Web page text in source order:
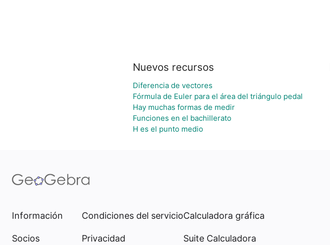
Nuevos recursos
Diferencia de vectores
Fórmula de Euler para el área del triángulo pedal
Hay muchas formas de medir
Funciones en el bachillerato
H es el punto medio
Información
Socios
Condiciones del servicio
Privacidad
Calculadora gráfica
Suite Calculadora